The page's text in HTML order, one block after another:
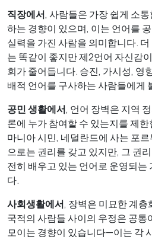
직장에서, 사람들은 가장 쉽게 소
하는 경향이 있으며, 이는 언어를
실력을 가진 사람을 의미합니다.
는 똑같이 좋지만 제2언어 자신감
회가 줄어듭니다. 승진, 가시성, 영
배적 언어를 구사하는 사람들에게
공민 생활에서, 언어 장벽은 지역
론에 누가 참여할 수 있는지를 제
마니아 시민, 네덜란드에 사는 포
으로는 권리를 갖고 있지만, 그 권
전히 배우고 있는 언어로 운영되는
다.
사회생활에서, 장벽은 미묘한 계
국적의 사람들 사이의 우정은 공통
모이는 경향이 있습니다—이는 각